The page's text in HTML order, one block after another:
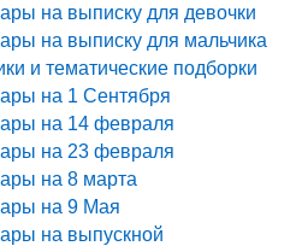
на выписку для девочки
на выписку для мальчика
и тематические подборки
на 1 Сентября
на 14 февраля
на 23 февраля
на 8 марта
на 9 Мая
на выпускной